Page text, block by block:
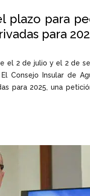
plazo para
para
el 2 de julio y el 2 de
Consejo Insular de
para 2025, una